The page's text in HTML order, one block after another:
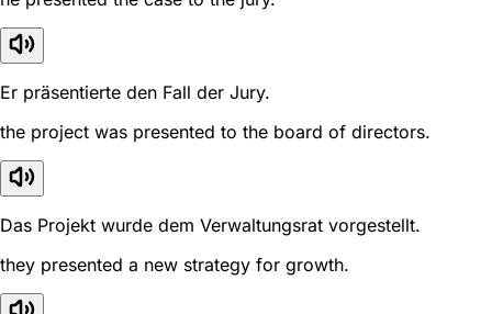
Er präsentierte den Fall der Jury.
the project was presented to the board of directors.
Das Projekt wurde dem Verwaltungsrat vorgestellt.
they presented a new strategy for growth.